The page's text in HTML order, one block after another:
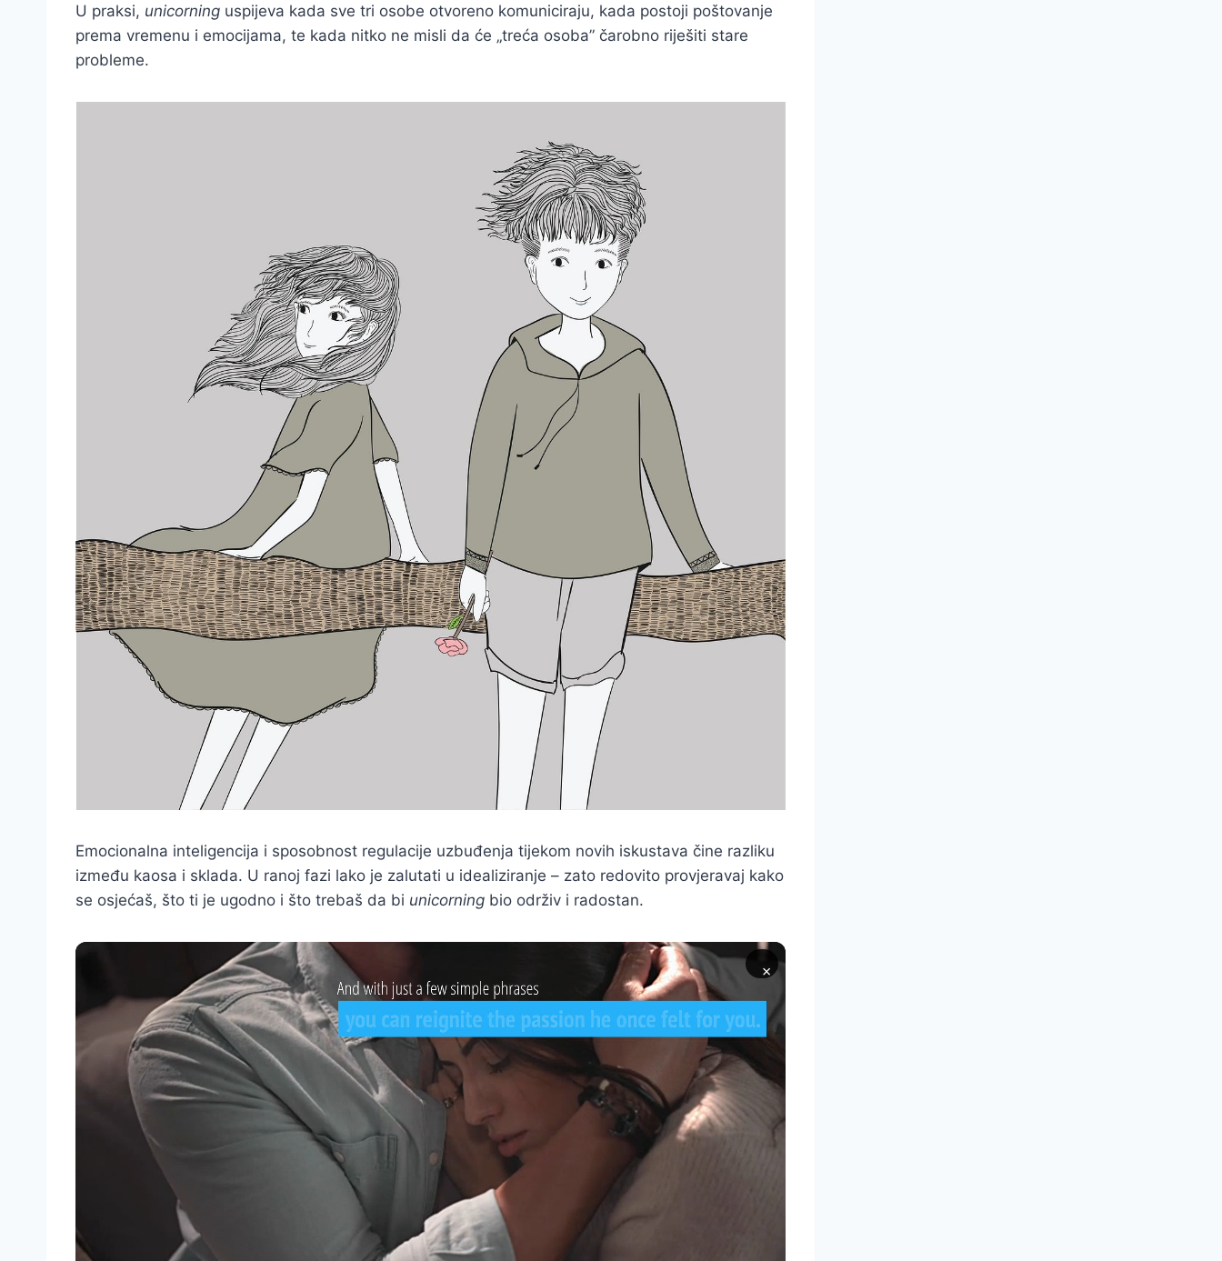
U praksi, unicorning uspijeva kada sve tri osobe otvoreno komuniciraju, kada postoji poštovanje
prema vremenu i emocijama, te kada nitko ne misli da će „treća osoba” čarobno riješiti stare
probleme.
Emocionalna inteligencija i sposobnost regulacije uzbuđenja tijekom novih iskustava čine razliku
između kaosa i sklada. U ranoj fazi lako je zalutati u idealiziranje – zato redovito provjeravaj kako
se osjećaš, što ti je ugodno i što trebaš da bi unicorning bio održiv i radostan.
×